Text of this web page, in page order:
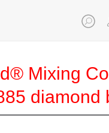
Mixing
diamond